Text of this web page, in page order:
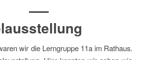
wir die Lerngruppe 11a im Rathaus.